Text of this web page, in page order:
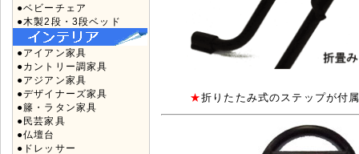
●ベビーチェア
●木製2段・3段ベッド
●アイアン家具
●カントリー調家具
●アジアン家具
●デザイナーズ家具
●籐・ラタン家具
●民芸家具
●仏壇台
●ドレッサー
★折りたたみ式のステップが付